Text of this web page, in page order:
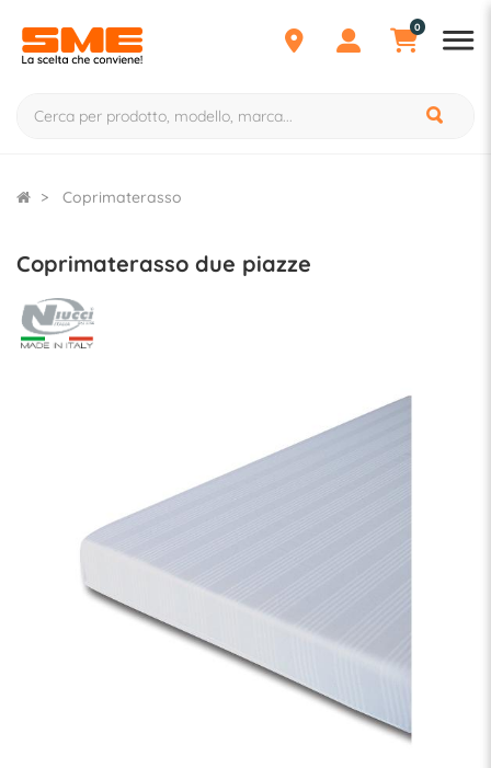
0
Coprimaterasso
Coprimaterasso due piazze